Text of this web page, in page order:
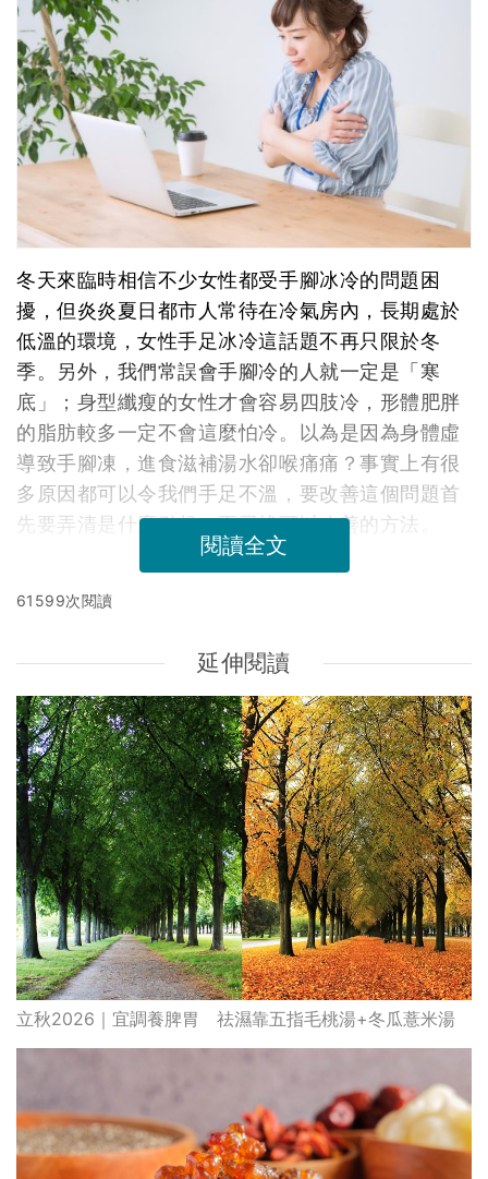
冬天來臨時相信不少女性都受手腳冰冷的問題困
擾，但炎炎夏日都市人常待在冷氣房內，長期處於
低溫的環境，女性手足冰冷這話題不再只限於冬
季。另外，我們常誤會手腳冷的人就一定是「寒
底」；身型纖瘦的女性才會容易四肢冷，形體肥胖
的脂肪較多一定不會這麼怕冷。以為是因為身體虛
導致手腳凍，進食滋補湯水卻喉痛痛？事實上有很
多原因都可以令我們手足不溫，要改善這個問題首
先要弄清是什麼引起，再尋找可以改善的方法。
閱讀全文
61599次閱讀
延伸閱讀
立秋2026｜宜調養脾胃 祛濕靠五指毛桃湯+冬瓜薏米湯